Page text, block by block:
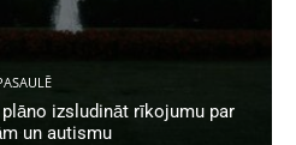
izsludināt rīkojumu par
un autismu